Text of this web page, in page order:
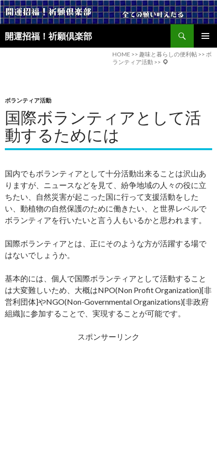
開運招福！祈願倶楽部
索
メインメ
ニュー
ス
キ
ッ
プ
HOME >> 趣味と暮らしの便利帖 >> ボ
ランティア活動 >>
ボランティア活動
国際ボランティアとして活
動するためには
国内でもボランティアとして十分活動出来ることは沢山あ
りますが、ニュースなどを見て、紛争地域の人々の役に立
ちたい、自然災害が起こった国に行って支援活動をした
い、動植物の自然保護のために働きたい、と世界レベルで
ボランティアを行いたいと言う人もいるかと思われます。
国際ボランティアとは、正にそのような方が活躍する場で
はないでしょうか。
基本的には、個人で国際ボランティアとして活動すること
は大変難しいため、大概はNPO(Non Profit Organization)[非
営利団体]やNGO(Non-Governmental Organizations)[非政府
組織]に参加することで、実現することが可能です。
スポンサーリンク